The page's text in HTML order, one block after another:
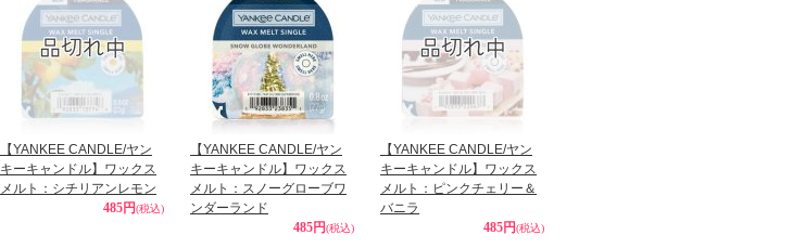
【YANKEE CANDLE/ヤン
キーキャンドル】ワックス
メルト：シチリアンレモン
485円(税込)
【YANKEE CANDLE/ヤン
キーキャンドル】ワックス
メルト：スノーグローブワ
ンダーランド
485円(税込)
【YANKEE CANDLE/ヤン
キーキャンドル】ワックス
メルト：ピンクチェリー＆
バニラ
485円(税込)